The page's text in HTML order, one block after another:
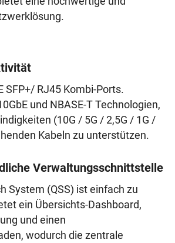
SFP+/ RJ45 Kombi-Ports.
und NBASE-T Technologien,
(10G / 5G / 2,5G / 1G /
Kabeln zu unterstützen.
Verwaltungsschnittstelle
System (QSS) ist einfach zu
ein Übersichts-Dashboard,
und einen
wodurch die zentrale